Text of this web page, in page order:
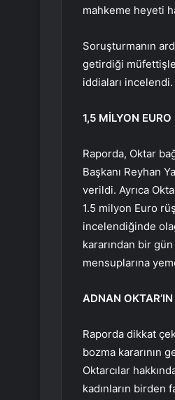
mahkeme heyeti
Soruşturmanın
getirdiği
iddiaları incelendi.
1,5 MİLYON
Raporda, Oktar
Başkanı Reyhan
verildi. Ayrıca
1.5 milyon Euro
incelendiğinde
kararından bir
mensuplarına
ADNAN
Raporda dikkat
bozma kararının
Oktarcılar
kadınların birden